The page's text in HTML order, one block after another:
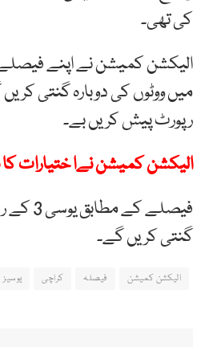
کی تھی۔
الیکشن کمیشن نے اپنے
میں ووٹوں کی دوبارہ گنتی
رپورٹ پیش کریں بے۔
الیکشن کمیشن نےا ختیارات کا
گنتی کریں گے۔
الیکشن کمیشن فیصلہ کراچی یوسیز